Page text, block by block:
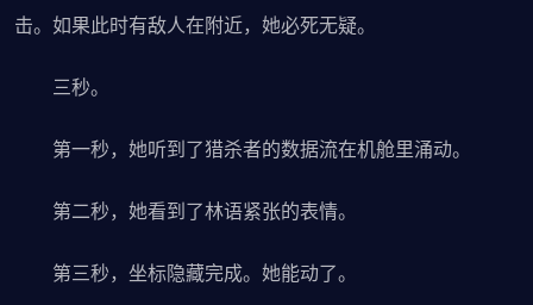
击。如果此时有敌人在附近，她必死无疑。
三秒。
第一秒，她听到了猎杀者的数据流在机舱里涌动。
第二秒，她看到了林语紧张的表情。
第三秒，坐标隐藏完成。她能动了。